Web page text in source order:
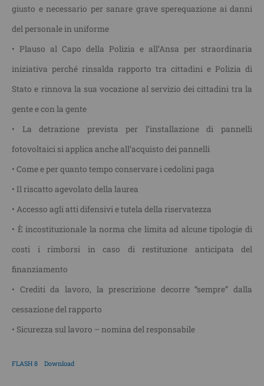
giusto e necessario per sanare grave sperequazione ai danni
del personale in uniforme
• Plauso al Capo della Polizia e all’Ansa per straordinaria
iniziativa perché rinsalda rapporto tra cittadini e Polizia di
Stato e rinnova la sua vocazione al servizio dei cittadini tra la
gente e con la gente
• La detrazione prevista per l’installazione di pannelli
fotovoltaici si applica anche all’acquisto dei pannelli
• Come e per quanto tempo conservare i cedolini paga
• Il riscatto agevolato della laurea
• Accesso agli atti difensivi e tutela della riservatezza
• È incostituzionale la norma che limita ad alcune tipologie di
costi i rimborsi in caso di restituzione anticipata del
finanziamento
• Crediti da lavoro, la prescrizione decorre “sempre” dalla
cessazione del rapporto
• Sicurezza sul lavoro – nomina del responsabile
FLASH 8 Download